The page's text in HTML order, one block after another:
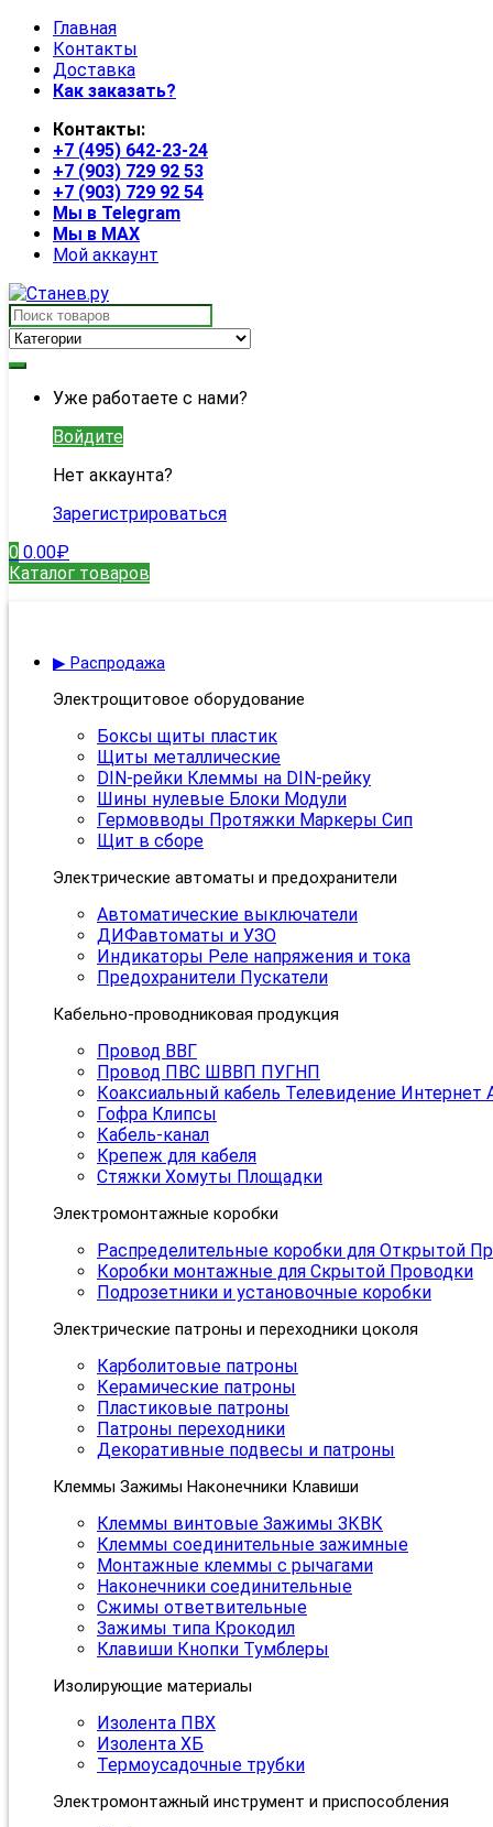
Skip
navigation
Skip
content
Главная
Контакты
Доставка
Как заказать?
Контакты:
+7 (495) 642-23-24
+7 (903) 729 92 53
+7 (903) 729 92 54
Мы в Telegram
Мы в MAX
Мой аккаунт
Search
for:
Уже работаете с нами?
Войдите
Нет аккаунта?
Зарегистрироваться
0 0.00₽
Каталог товаров
▶ Распродажа
Электрощитовое оборудование
Боксы щиты пластик
Щиты металлические
DIN-рейки Клеммы на DIN-рейку
Шины нулевые Блоки Модули
Гермовводы Протяжки Маркеры Сип
Щит в сборе
Электрические автоматы и предохранители
Автоматические выключатели
ДИФавтоматы и УЗО
Индикаторы Реле напряжения и тока
Предохранители Пускатели
Кабельно-проводниковая продукция
Провод ВВГ
Провод ПВС ШВВП ПУГНП
Коаксиальный кабель Телевидение Интернет
Гофра Клипсы
Кабель-канал
Крепеж для кабеля
Стяжки Хомуты Площадки
Электромонтажные коробки
Распределительные коробки для Открытой
Коробки монтажные для Скрытой Проводки
Подрозетники и установочные коробки
Электрические патроны и переходники цоколя
Карболитовые патроны
Керамические патроны
Пластиковые патроны
Патроны переходники
Декоративные подвесы и патроны
Клеммы Зажимы Наконечники Клавиши
Клеммы винтовые Зажимы ЗКВК
Клеммы соединительные зажимные
Монтажные клеммы с рычагами
Наконечники соединительные
Сжимы ответвительные
Зажимы типа Крокодил
Клавиши Кнопки Тумблеры
Изолирующие материалы
Изолента ПВХ
Изолента ХБ
Термоусадочные трубки
Электромонтажный инструмент и приспособления